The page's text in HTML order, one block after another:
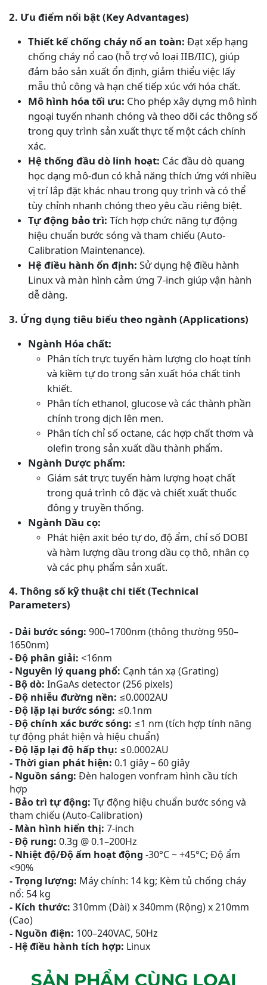
2. Ưu điểm nổi bật (Key Advantages)
Thiết kế chống cháy nổ an toàn: Đạt xếp hạng
chống cháy nổ cao (hỗ trợ vỏ loại IIB/IIC), giúp
đảm bảo sản xuất ổn định, giảm thiểu việc lấy
mẫu thủ công và hạn chế tiếp xúc với hóa chất.
Mô hình hóa tối ưu: Cho phép xây dựng mô hình
ngoại tuyến nhanh chóng và theo dõi các thông số
trong quy trình sản xuất thực tế một cách chính
xác.
Hệ thống đầu dò linh hoạt: Các đầu dò quang
học dạng mô-đun có khả năng thích ứng với nhiều
vị trí lắp đặt khác nhau trong quy trình và có thể
tùy chỉnh nhanh chóng theo yêu cầu riêng biệt.
Tự động bảo trì: Tích hợp chức năng tự động
hiệu chuẩn bước sóng và tham chiếu (Auto-
Calibration Maintenance).
Hệ điều hành ổn định: Sử dụng hệ điều hành
Linux và màn hình cảm ứng 7-inch giúp vận hành
dễ dàng.
3. Ứng dụng tiêu biểu theo ngành (Applications)
Ngành Hóa chất:
Phân tích trực tuyến hàm lượng clo hoạt tính
và kiềm tự do trong sản xuất hóa chất tinh
khiết.
Phân tích ethanol, glucose và các thành phần
chính trong dịch lên men.
Phân tích chỉ số octane, các hợp chất thơm và
olefin trong sản xuất dầu thành phẩm.
Ngành Dược phẩm:
Giám sát trực tuyến hàm lượng hoạt chất
trong quá trình cô đặc và chiết xuất thuốc
đông y truyền thống.
Ngành Dầu cọ:
Phát hiện axit béo tự do, độ ẩm, chỉ số DOBI
và hàm lượng dầu trong dầu cọ thô, nhân cọ
và các phụ phẩm sản xuất.
4. Thông số kỹ thuật chi tiết (Technical
Parameters)
- Dải bướcsóng:900–1700nm (thông thường 950–
1650nm)
-Độ phângiải:<16nm
- Nguyên lý quang phổ: Cạnh tán xạ (Grating)
- Bộdò:InGaAs detector (256 pixels)
-Độ nhiễu đường nền: ≤0.0002AU
-Độ lặp lại bướcsóng: ≤0.1nm
-Độ chính xác bướcsóng: ≤1 nm (tích hợp tính năng
tự động phát hiện và hiệu chuẩn)
-Độ lặp lại độ hấpthụ: ≤0.0002AU
-Thời gian phát hiện:0.1 giây – 60 giây
- Nguồnsáng:Đèn halogen vonfram hình cầu tích
hợp
- Bảo trì tựđộng:Tự động hiệu chuẩn bước sóng và
tham chiếu (Auto-Calibration)
- Màn hình hiểnthị:7-inch
-Độ rung:0.3g @ 0.1–200Hz
- Nhiệt độ/Độ ẩm hoạt động -30°C ~ +45°C; Độ ẩm
<90%
-Trọng lượng: Máy chính: 14 kg; Kèm tủ chống cháy
nổ: 54 kg
- Kíchthước:310mm (Dài) x 340mm (Rộng) x 210mm
(Cao)
- Nguồnđiện: 100–240VAC, 50Hz
- Hệ điều hành tích hợp: Linux
SẢN PHẨM CÙNG LOẠI